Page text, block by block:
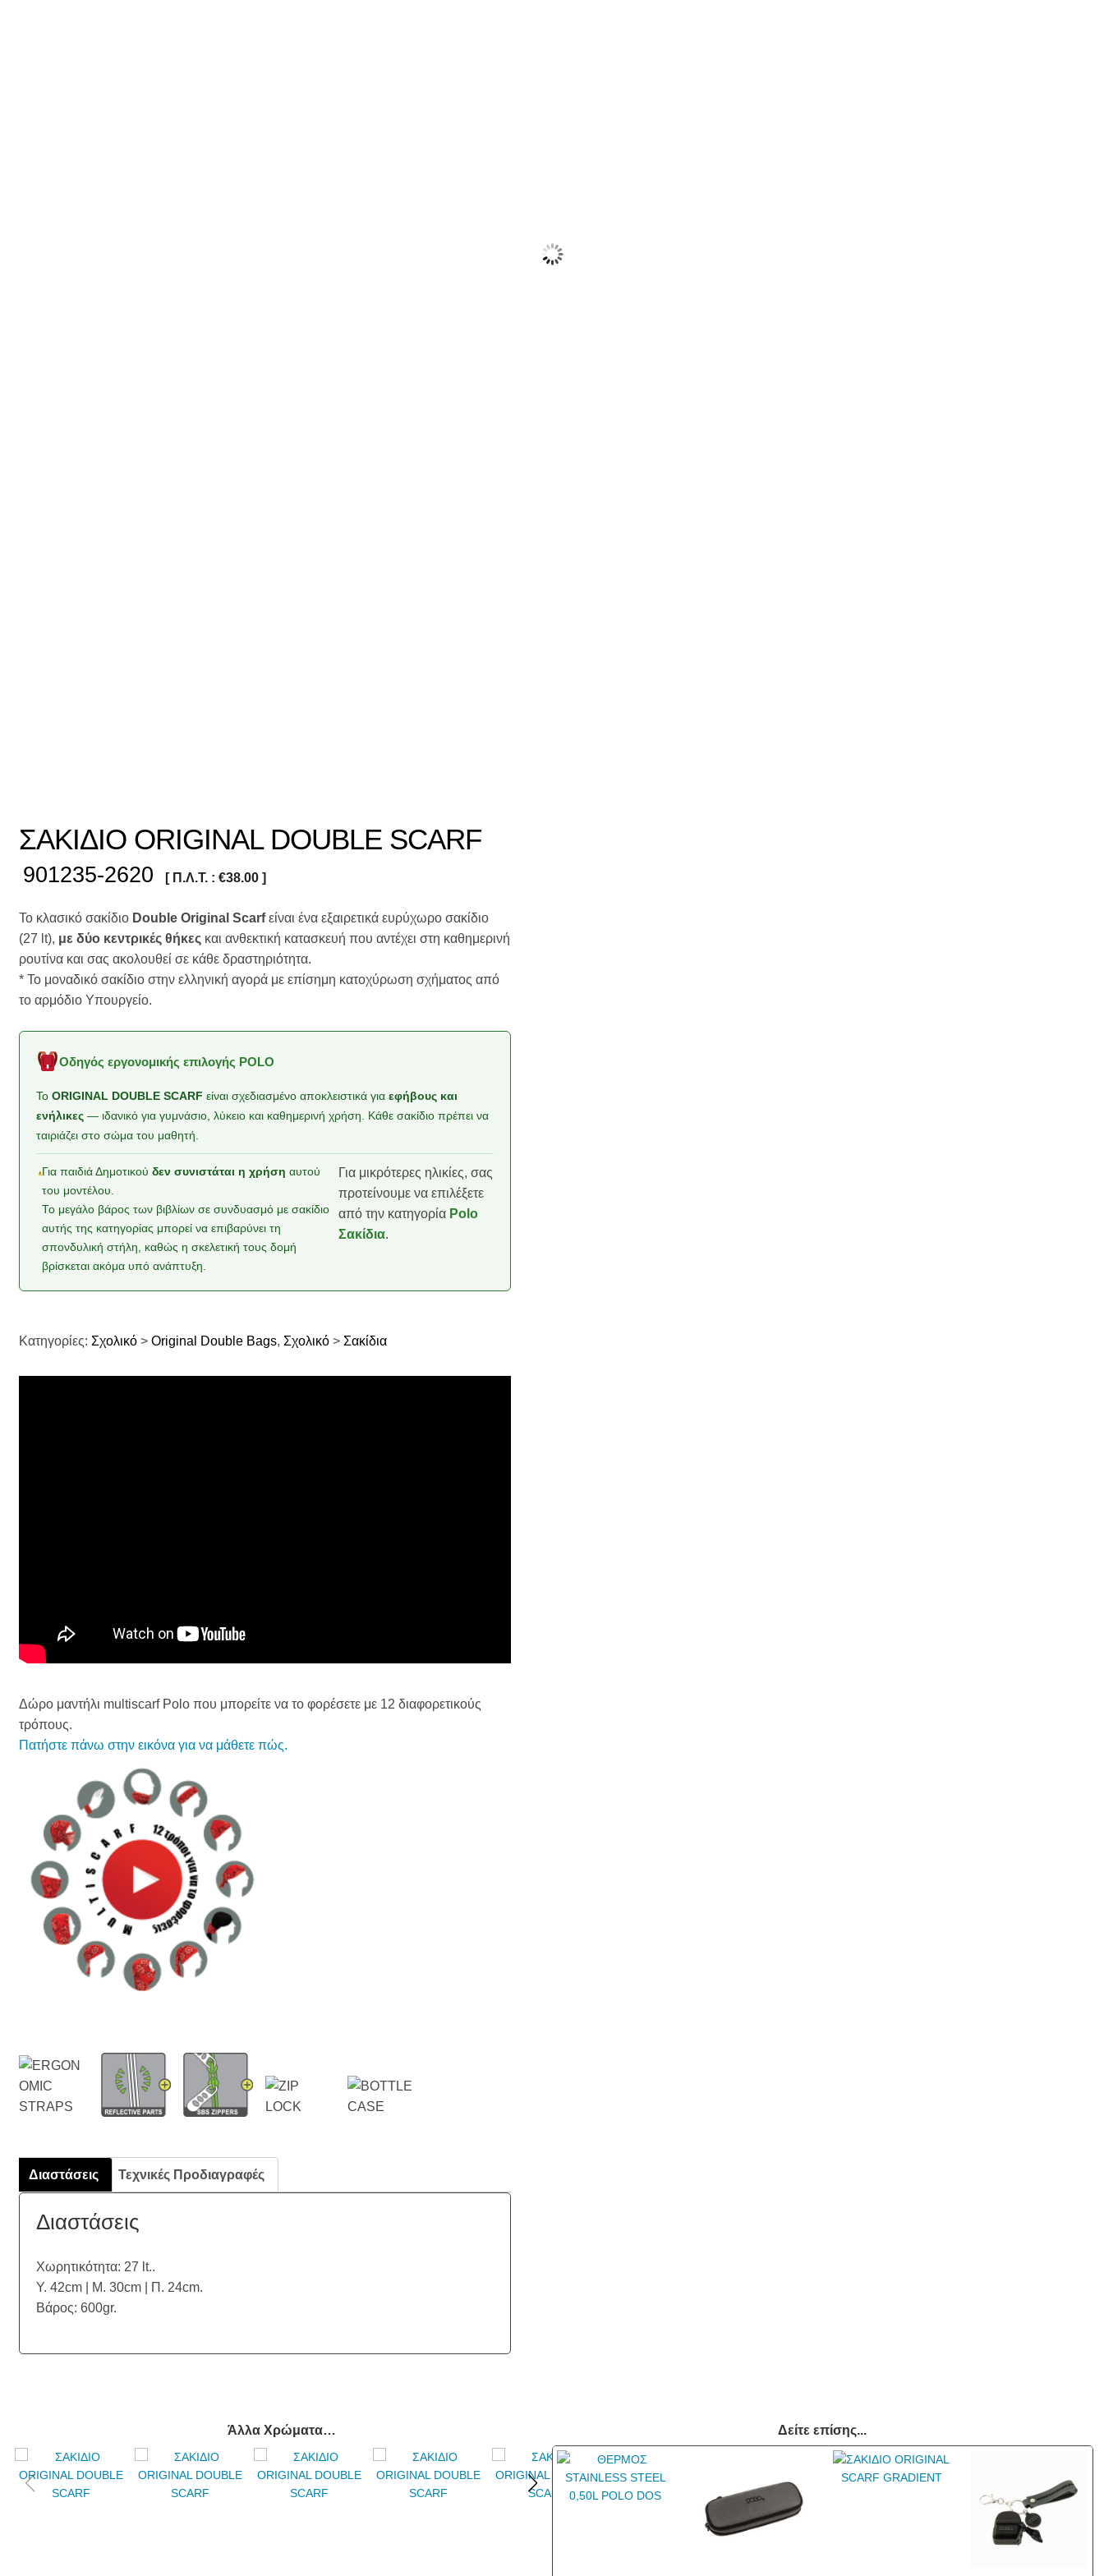
ΣΑΚΙΔΙΟ ORIGINAL DOUBLE SCARF
901235-2620 [ Π.Λ.Τ. :€38.00 ]
Το κλασικό σακίδιο Double Original Scarfείναι ένα εξαιρετικά ευρύχωρο σακίδιο
(27 lt), με δύο κεντρικές θήκες και ανθεκτική κατασκευή που αντέχει στη καθημερινή
ρουτίνα και σας ακολουθεί σε κάθε δραστηριότητα.
* Το μοναδικό σακίδιο στην ελληνική αγορά με επίσημη κατοχύρωση σχήματος από
το αρμόδιο Υπουργείο.
Οδηγός εργονομικής επιλογής POLO
ΤοORIGINAL DOUBLE SCARF είναι σχεδιασμένο αποκλειστικά γιαεφήβους και
ενήλικες — ιδανικό για γυμνάσιο, λύκειο και καθημερινή χρήση. Κάθε σακίδιο πρέπει να
ταιριάζει στο σώμα του μαθητή.
Για παιδιά Δημοτικού δεν συνιστάται η χρήση αυτού
του μοντέλου.
Το μεγάλο βάρος των βιβλίων σε συνδυασμό με σακίδιο
αυτής της κατηγορίας μπορεί να επιβαρύνει τη
σπονδυλική στήλη, καθώς η σκελετική τους δομή
βρίσκεται ακόμα υπό ανάπτυξη.
Για μικρότερες ηλικίες, σας
προτείνουμε να επιλέξετε
από την κατηγορία Polo
Σακίδια.
Κατηγορίες: Σχολικό >Original Double Bags, Σχολικό > Σακίδια
Δώρο μαντήλι multiscarf Polo που μπορείτε να το φορέσετε με 12 διαφορετικούς
τρόπους.
Πατήστε πάνω στην εικόνα για να μάθετε πώς.
Διαστάσεις Τεχνικές Προδιαγραφές
Διαστάσεις
Χωρητικότητα: 27 lt..
Υ. 42cm | Μ. 30cm | Π. 24cm.
Βάρος: 600gr.
Άλλα Χρώματα… Δείτε επίσης...